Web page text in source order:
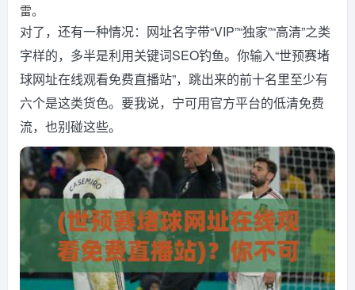
雷。
对了，还有一种情况：网址名字带“VIP”“独家”“高清”之类
字样的，多半是利用关键词SEO钓鱼。你输入“世预赛堵
球网址在线观看免费直播站”，跳出来的前十名里至少有
六个是这类货色。要我说，宁可用官方平台的低清免费
流，也别碰这些。